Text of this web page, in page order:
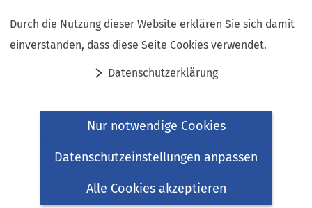
Durch die Nutzung dieser Website erklären Sie sich damit
einverstanden, dass diese Seite Cookies verwendet.
Datenschutzerklärung
Nur notwendige Cookies
Datenschutzeinstellungen anpassen
Alle Cookies akzeptieren
Inhalt anspringen